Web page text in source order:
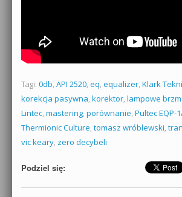
Tagi: 0db, API 2520, eq, equalizer, Klark
korekcja pasywna, korektor, lampowe
Lintec, mastering, porównanie, Pultec EQP-
Thermionic Culture, tomasz wróblewski,
vic keary, zero decybeli
Podziel się: